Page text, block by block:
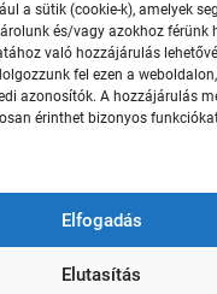
a sütik (cookie-k), amelyek
és/vagy azokhoz férünk
való hozzájárulás
fel ezen a
azonosítók. A hozzájárulás
érinthet bizonyos
Elfogadás
Elutasítás